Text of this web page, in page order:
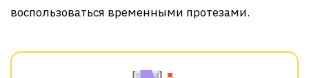
воспользоваться временными протезами.